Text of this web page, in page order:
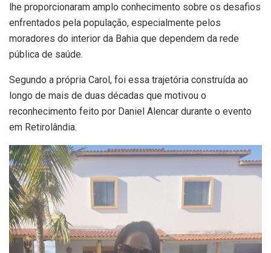
lhe proporcionaram amplo conhecimento sobre os desafios
enfrentados pela população, especialmente pelos
moradores do interior da Bahia que dependem da rede
pública de saúde.
Segundo a própria Carol, foi essa trajetória construída ao
longo de mais de duas décadas que motivou o
reconhecimento feito por Daniel Alencar durante o evento
em Retirolândia.